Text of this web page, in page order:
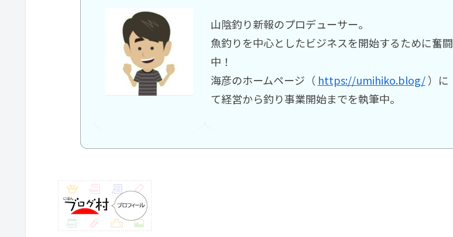
山陰釣り新報のプロデューサー。
魚釣りを中心としたビジネスを開始するために奮闘
中！
海彦のホームページ（ https://umihiko.blog/）に
て経営から釣り事業開始までを執筆中。